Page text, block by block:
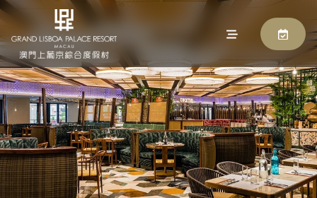
自助山
马上预订